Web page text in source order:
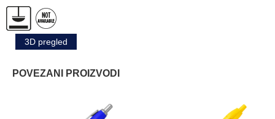
3D pregled
POVEZANI PROIZVODI